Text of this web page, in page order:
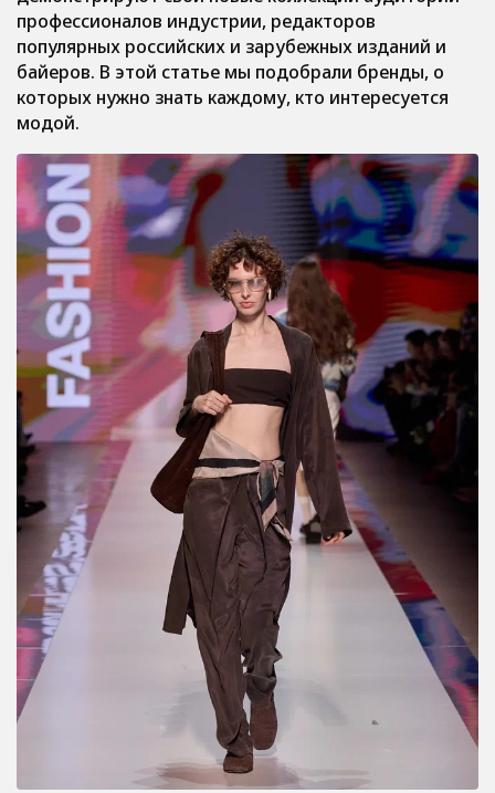
профессионалов индустрии, редакторов
популярных российских и зарубежных изданий и
байеров. В этой статье мы подобрали бренды, о
которых нужно знать каждому, кто интересуется
модой.